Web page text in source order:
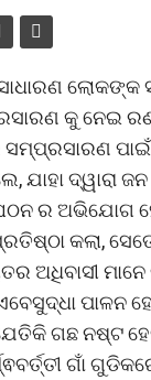
କୁ ନେଇ
ଦ୍ୱାରା
ର ଅଭିଯୋଗ
କଲା,
ଅଧିବାସୀ
ପାଳନ
ଗଛ ନଷ୍ଟ
ଗାଁ